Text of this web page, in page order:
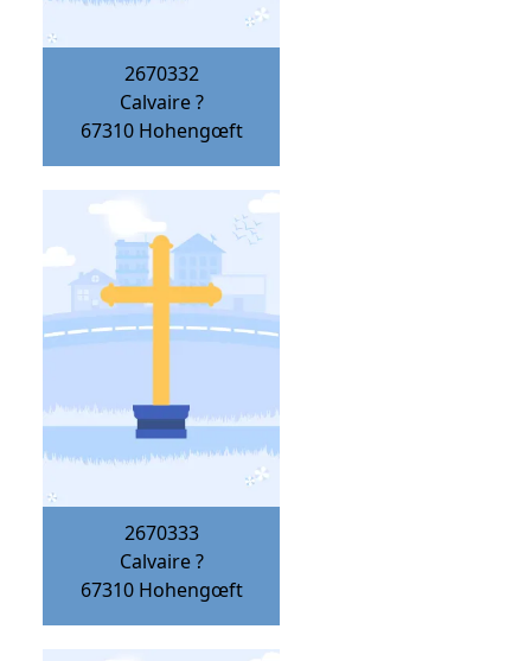
2670332
Calvaire ?
67310 Hohengœft
2670333
Calvaire ?
67310 Hohengœft